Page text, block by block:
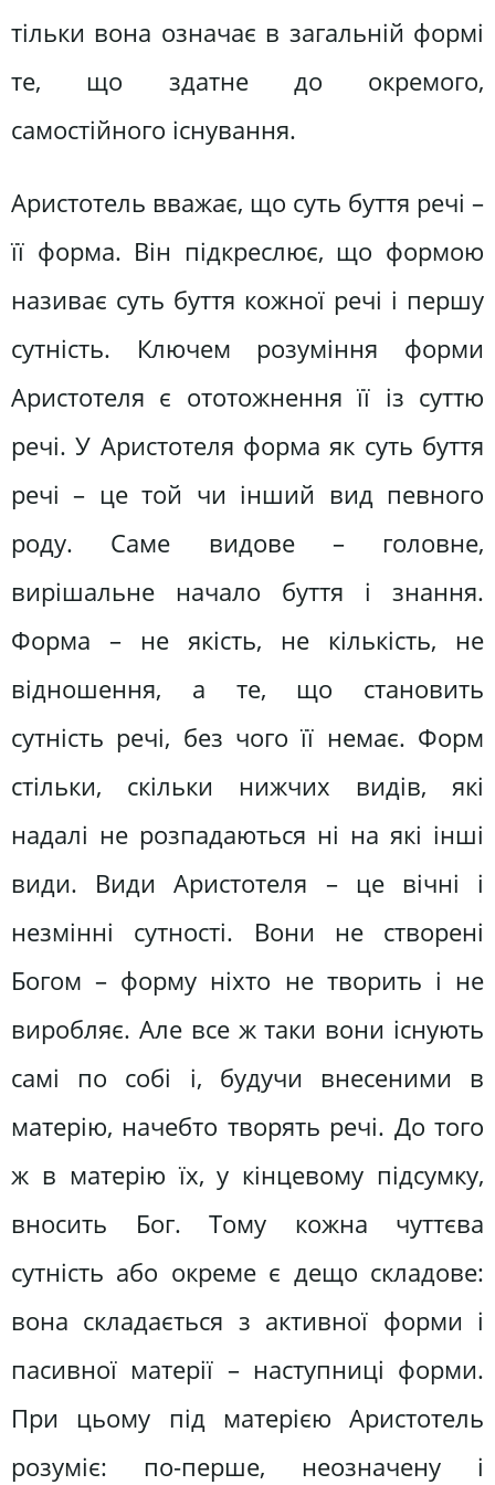
тільки вона означає в загальній формі
те, що здатне до окремого,
самостійного існування.
Аристотель вважає, що суть буття речі –
її форма. Він підкреслює, що формою
називає суть буття кожної речі і першу
сутність. Ключем розуміння форми
Аристотеля є ототожнення її із суттю
речі. У Аристотеля форма як суть буття
речі – це той чи інший вид певного
роду. Саме видове – головне,
вирішальне начало буття і знання.
Форма – не якість, не кількість, не
відношення, а те, що становить
сутність речі, без чого її немає. Форм
стільки, скільки нижчих видів, які
надалі не розпадаються ні на які інші
види. Види Аристотеля – це вічні і
незмінні сутності. Вони не створені
Богом – форму ніхто не творить і не
виробляє. Але все ж таки вони існують
самі по собі і, будучи внесеними в
матерію, начебто творять речі. До того
ж в матерію їх, у кінцевому підсумку,
вносить Бог. Тому кожна чуттєва
сутність або окреме є дещо складове:
вона складається з активної форми і
пасивної матерії – наступниці форми.
При цьому під матерією Аристотель
розуміє: по-перше, неозначену і